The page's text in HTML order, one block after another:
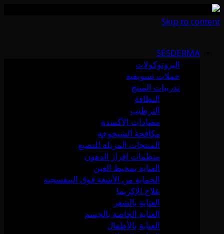
Skip to content
SESDERMA
البروتوكولات
حملات تسويقية
تدريبات المنتج
النظافة
الترطيب
مضادات الأكسدة
مكافحة الشيخوخة
المنتجات المزيلة للتصبغ
منظمات إفراز الدهون
العناية بمحيط العين
الحماية من الأشعة فوق البنفسجية
علاج الإكزيما
العناية بالشعر
العناية الخاصة بالجسم
العناية بالأطفال